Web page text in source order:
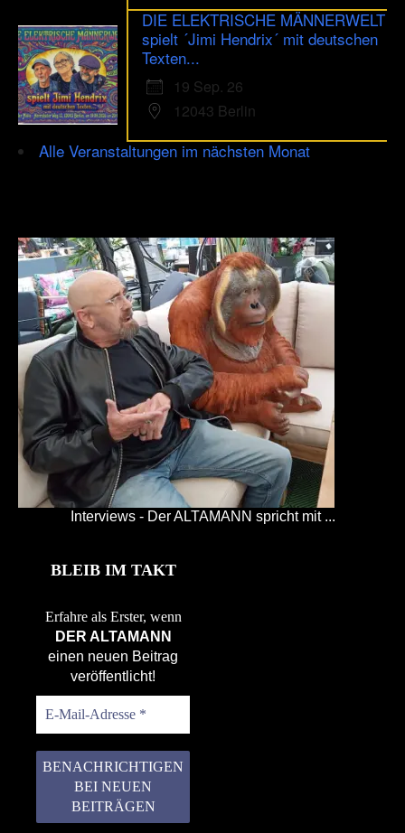
DIE ELEKTRISCHE MÄNNERWELT
spielt ´Jimi Hendrix´ mit deutschen
Texten...
19 Sep. 26
12043 Berlin
Alle Veranstaltungen im nächsten Monat
Interviews - Der ALTAMANN spricht mit ...
BLEIB IM TAKT
Erfahre als Erster, wenn
DER ALTAMANN
einen neuen Beitrag
veröffentlicht!